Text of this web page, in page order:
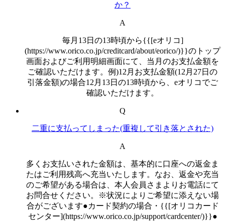
か？
A
毎月13日の13時頃から{{[eオリコ]
(https://www.orico.co.jp/creditcard/about/eorico/)}}のトップ
画面およびご利用明細画面にて、当月のお支払金額を
ご確認いただけます。例)12月お支払金額(12月27日の
引落金額)の場合12月13日の13時頃から、eオリコでご
確認いただけます。
Q
二重に支払ってしまった(重複して引き落とされた)
A
多くお支払いされた金額は、基本的に口座への返金ま
たはご利用残高へ充当いたします。なお、返金や充当
のご希望がある場合は、本人会員さまよりお電話にて
お問合せください。※状況によりご希望に添えない場
合がございます●カード契約の場合・{{[オリコカード
センター](https://www.orico.co.jp/support/cardcenter/)}}●